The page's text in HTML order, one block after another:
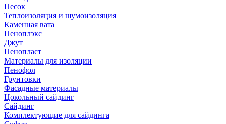
Песок
Теплоизоляция и шумоизоляция
Каменная вата
Пеноплэкс
Джут
Пенопласт
Материалы для изоляции
Пенофол
Грунтовки
Фасадные материалы
Цокольный сайдинг
Сайдинг
Комплектующие для сайдинга